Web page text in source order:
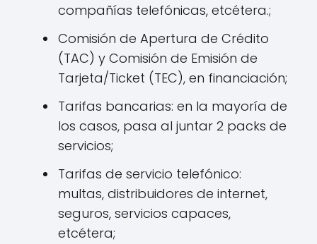
compañías telefónicas, etcétera.;
Comisión de Apertura de Crédito
(TAC) y Comisión de Emisión de
Tarjeta/Ticket (TEC), en financiación;
Tarifas bancarias: en la mayoría de
los casos, pasa al juntar 2 packs de
servicios;
Tarifas de servicio telefónico:
multas, distribuidores de internet,
seguros, servicios capaces,
etcétera;